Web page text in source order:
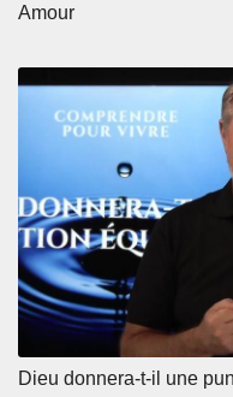
Amour
Dieu donnera-t-il une